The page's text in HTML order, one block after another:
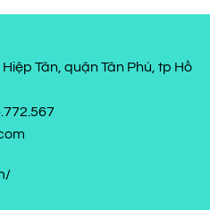
Tân, quận Tân Phú, tp Hồ